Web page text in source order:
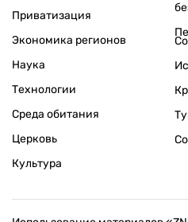
Приватизация
Экономика регионов
Наука
Технологии
Среда обитания
Церковь
Культура